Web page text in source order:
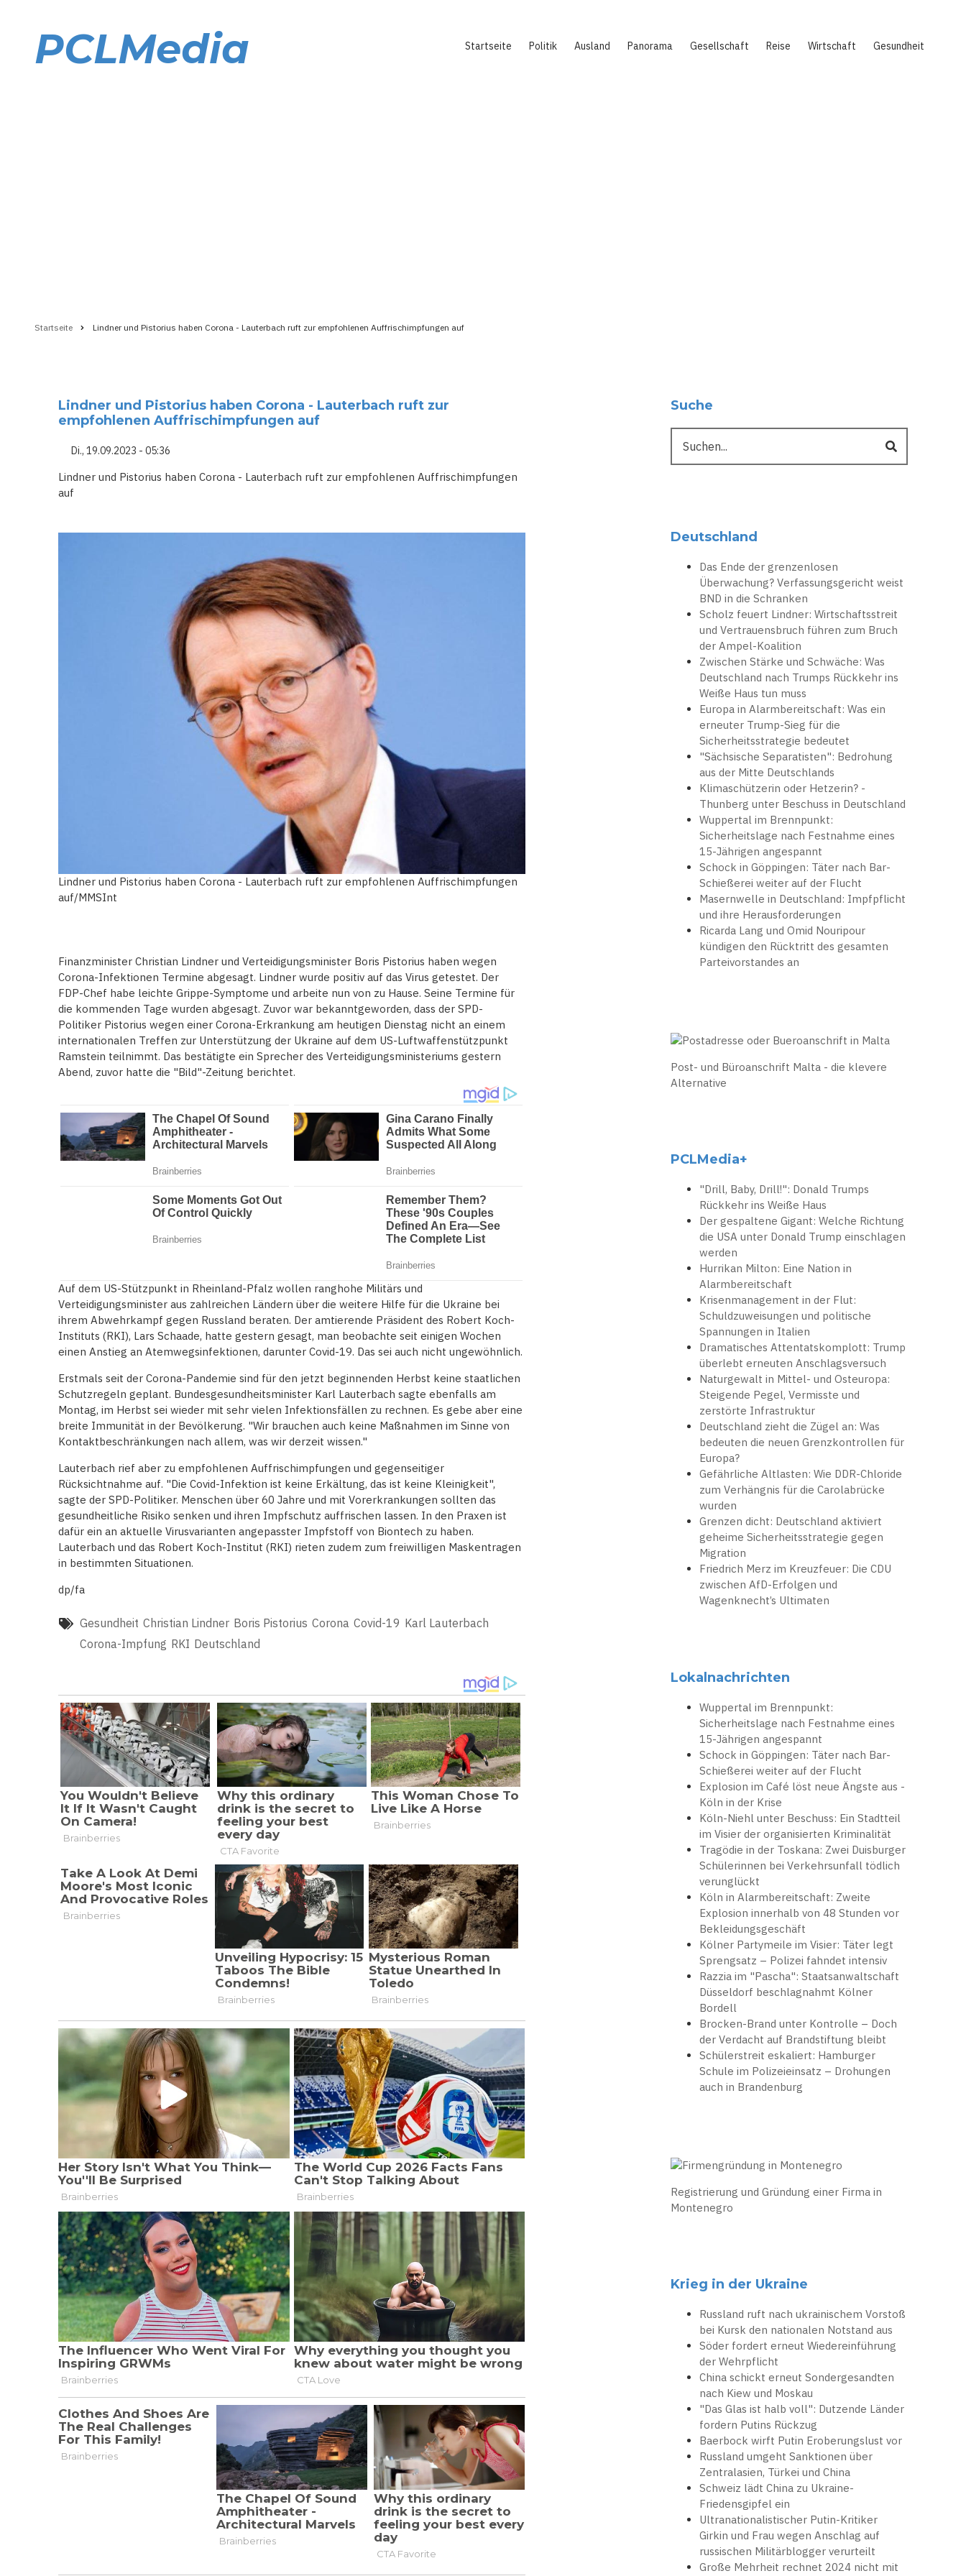
PCLMedia Startseite Politik Ausland Panorama Gesellschaft Reise Wirtschaft Gesundheit
Startseite Lindner und Pistorius haben Corona - Lauterbach ruft zur empfohlenen Auffrischimpfungen auf
Lindner und Pistorius haben Corona - Lauterbach ruft zur
empfohlenen Auffrischimpfungen auf
Di., 19.09.2023 - 05:36
Lindner und Pistorius haben Corona - Lauterbach ruft zur empfohlenen Auffrischimpfungen
auf
Lindner und Pistorius haben Corona - Lauterbach ruft zur empfohlenen Auffrischimpfungen
auf/MMSInt
Finanzminister Christian Lindner und Verteidigungsminister Boris Pistorius haben wegen
Corona-Infektionen Termine abgesagt. Lindner wurde positiv auf das Virus getestet. Der
FDP-Chef habe leichte Grippe-Symptome und arbeite nun von zu Hause. Seine Termine für
die kommenden Tage wurden abgesagt. Zuvor war bekanntgeworden, dass der SPD-
Politiker Pistorius wegen einer Corona-Erkrankung am heutigen Dienstag nicht an einem
internationalen Treffen zur Unterstützung der Ukraine auf dem US-Luftwaffenstützpunkt
Ramstein teilnimmt. Das bestätigte ein Sprecher des Verteidigungsministeriums gestern
Abend, zuvor hatte die "Bild"-Zeitung berichtet.
Auf dem US-Stützpunkt in Rheinland-Pfalz wollen ranghohe Militärs und
Verteidigungsminister aus zahlreichen Ländern über die weitere Hilfe für die Ukraine bei
ihrem Abwehrkampf gegen Russland beraten. Der amtierende Präsident des Robert Koch-
Instituts (RKI), Lars Schaade, hatte gestern gesagt, man beobachte seit einigen Wochen
einen Anstieg an Atemwegsinfektionen, darunter Covid-19. Das sei auch nicht ungewöhnlich.
Erstmals seit der Corona-Pandemie sind für den jetzt beginnenden Herbst keine staatlichen
Schutzregeln geplant. Bundesgesundheitsminister Karl Lauterbach sagte ebenfalls am
Montag, im Herbst sei wieder mit sehr vielen Infektionsfällen zu rechnen. Es gebe aber eine
breite Immunität in der Bevölkerung. "Wir brauchen auch keine Maßnahmen im Sinne von
Kontaktbeschränkungen nach allem, was wir derzeit wissen."
Lauterbach rief aber zu empfohlenen Auffrischimpfungen und gegenseitiger
Rücksichtnahme auf. "Die Covid-Infektion ist keine Erkältung, das ist keine Kleinigkeit",
sagte der SPD-Politiker. Menschen über 60 Jahre und mit Vorerkrankungen sollten das
gesundheitliche Risiko senken und ihren Impfschutz auffrischen lassen. In den Praxen ist
dafür ein an aktuelle Virusvarianten angepasster Impfstoff von Biontech zu haben.
Lauterbach und das Robert Koch-Institut (RKI) rieten zudem zum freiwilligen Maskentragen
in bestimmten Situationen.
dp/fa
Gesundheit Christian Lindner Boris Pistorius Corona Covid-19 Karl Lauterbach
Corona-Impfung RKI Deutschland
Suche
Deutschland
Das Ende der grenzenlosen
Überwachung? Verfassungsgericht weist
BND in die Schranken
Scholz feuert Lindner: Wirtschaftsstreit
und Vertrauensbruch führen zum Bruch
der Ampel-Koalition
Zwischen Stärke und Schwäche: Was
Deutschland nach Trumps Rückkehr ins
Weiße Haus tun muss
Europa in Alarmbereitschaft: Was ein
erneuter Trump-Sieg für die
Sicherheitsstrategie bedeutet
"Sächsische Separatisten": Bedrohung
aus der Mitte Deutschlands
Klimaschützerin oder Hetzerin? -
Thunberg unter Beschuss in Deutschland
Wuppertal im Brennpunkt:
Sicherheitslage nach Festnahme eines
15-Jährigen angespannt
Schock in Göppingen: Täter nach Bar-
Schießerei weiter auf der Flucht
Masernwelle in Deutschland: Impfpflicht
und ihre Herausforderungen
Ricarda Lang und Omid Nouripour
kündigen den Rücktritt des gesamten
Parteivorstandes an
Post- und Büroanschrift Malta - die klevere
Alternative
PCLMedia+
"Drill, Baby, Drill!": Donald Trumps
Rückkehr ins Weiße Haus
Der gespaltene Gigant: Welche Richtung
die USA unter Donald Trump einschlagen
werden
Hurrikan Milton: Eine Nation in
Alarmbereitschaft
Krisenmanagement in der Flut:
Schuldzuweisungen und politische
Spannungen in Italien
Dramatisches Attentatskomplott: Trump
überlebt erneuten Anschlagsversuch
Naturgewalt in Mittel- und Osteuropa:
Steigende Pegel, Vermisste und
zerstörte Infrastruktur
Deutschland zieht die Zügel an: Was
bedeuten die neuen Grenzkontrollen für
Europa?
Gefährliche Altlasten: Wie DDR-Chloride
zum Verhängnis für die Carolabrücke
wurden
Grenzen dicht: Deutschland aktiviert
geheime Sicherheitsstrategie gegen
Migration
Friedrich Merz im Kreuzfeuer: Die CDU
zwischen AfD-Erfolgen und
Wagenknecht’s Ultimaten
Lokalnachrichten
Wuppertal im Brennpunkt:
Sicherheitslage nach Festnahme eines
15-Jährigen angespannt
Schock in Göppingen: Täter nach Bar-
Schießerei weiter auf der Flucht
Explosion im Café löst neue Ängste aus -
Köln in der Krise
Köln-Niehl unter Beschuss: Ein Stadtteil
im Visier der organisierten Kriminalität
Tragödie in der Toskana: Zwei Duisburger
Schülerinnen bei Verkehrsunfall tödlich
verunglückt
Köln in Alarmbereitschaft: Zweite
Explosion innerhalb von 48 Stunden vor
Bekleidungsgeschäft
Kölner Partymeile im Visier: Täter legt
Sprengsatz – Polizei fahndet intensiv
Razzia im "Pascha": Staatsanwaltschaft
Düsseldorf beschlagnahmt Kölner
Bordell
Brocken-Brand unter Kontrolle – Doch
der Verdacht auf Brandstiftung bleibt
Schülerstreit eskaliert: Hamburger
Schule im Polizeieinsatz – Drohungen
auch in Brandenburg
Registrierung und Gründung einer Firma in
Montenegro
Krieg in der Ukraine
Russland ruft nach ukrainischem Vorstoß
bei Kursk den nationalen Notstand aus
Söder fordert erneut Wiedereinführung
der Wehrpflicht
China schickt erneut Sondergesandten
nach Kiew und Moskau
"Das Glas ist halb voll": Dutzende Länder
fordern Putins Rückzug
Baerbock wirft Putin Eroberungslust vor
Russland umgeht Sanktionen über
Zentralasien, Türkei und China
Schweiz lädt China zu Ukraine-
Friedensgipfel ein
Ultranationalistischer Putin-Kritiker
Girkin und Frau wegen Anschlag auf
russischen Militärblogger verurteilt
Große Mehrheit rechnet 2024 nicht mit